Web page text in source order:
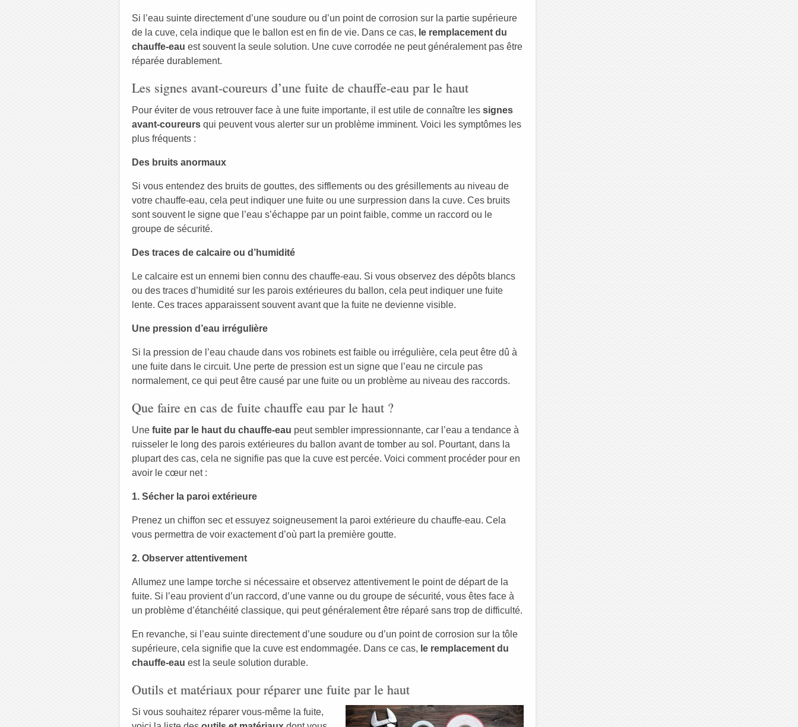
Si l’eau suinte directement d’une soudure ou d’un point de corrosion sur la partie supérieure
de la cuve, cela indique que le ballon est en fin de vie. Dans ce cas, le remplacement du
chauffe-eau est souvent la seule solution. Une cuve corrodée ne peut généralement pas être
réparée durablement.
Les signes avant-coureurs d’une fuite de chauffe-eau par le haut
Pour éviter de vous retrouver face à une fuite importante, il est utile de connaître les signes
avant-coureurs qui peuvent vous alerter sur un problème imminent. Voici les symptômes les
plus fréquents :
Des bruits anormaux
Si vous entendez des bruits de gouttes, des sifflements ou des grésillements au niveau de
votre chauffe-eau, cela peut indiquer une fuite ou une surpression dans la cuve. Ces bruits
sont souvent le signe que l’eau s’échappe par un point faible, comme un raccord ou le
groupe de sécurité.
Des traces de calcaire ou d’humidité
Le calcaire est un ennemi bien connu des chauffe-eau. Si vous observez des dépôts blancs
ou des traces d’humidité sur les parois extérieures du ballon, cela peut indiquer une fuite
lente. Ces traces apparaissent souvent avant que la fuite ne devienne visible.
Une pression d’eau irrégulière
Si la pression de l’eau chaude dans vos robinets est faible ou irrégulière, cela peut être dû à
une fuite dans le circuit. Une perte de pression est un signe que l’eau ne circule pas
normalement, ce qui peut être causé par une fuite ou un problème au niveau des raccords.
Que faire en cas de fuite chauffe eau par le haut ?
Une fuite par le haut du chauffe-eau peut sembler impressionnante, car l’eau a tendance à
ruisseler le long des parois extérieures du ballon avant de tomber au sol. Pourtant, dans la
plupart des cas, cela ne signifie pas que la cuve est percée. Voici comment procéder pour en
avoir le cœur net :
1. Sécher la paroi extérieure
Prenez un chiffon sec et essuyez soigneusement la paroi extérieure du chauffe-eau. Cela
vous permettra de voir exactement d’où part la première goutte.
2. Observer attentivement
Allumez une lampe torche si nécessaire et observez attentivement le point de départ de la
fuite. Si l’eau provient d’un raccord, d’une vanne ou du groupe de sécurité, vous êtes face à
un problème d’étanchéité classique, qui peut généralement être réparé sans trop de difficulté.
En revanche, si l’eau suinte directement d’une soudure ou d’un point de corrosion sur la tôle
supérieure, cela signifie que la cuve est endommagée. Dans ce cas, le remplacement du
chauffe-eau est la seule solution durable.
Outils et matériaux pour réparer une fuite par le haut
Si vous souhaitez réparer vous-même la fuite,